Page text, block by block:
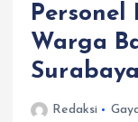
Personel
Warga
Surabaya
Redaksi